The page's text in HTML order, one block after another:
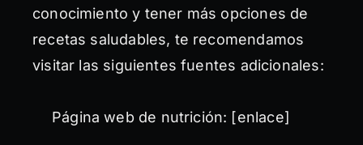
conocimiento y tener más opciones de
recetas saludables, te recomendamos
visitar las siguientes fuentes adicionales:
Página web de nutrición: [enlace]